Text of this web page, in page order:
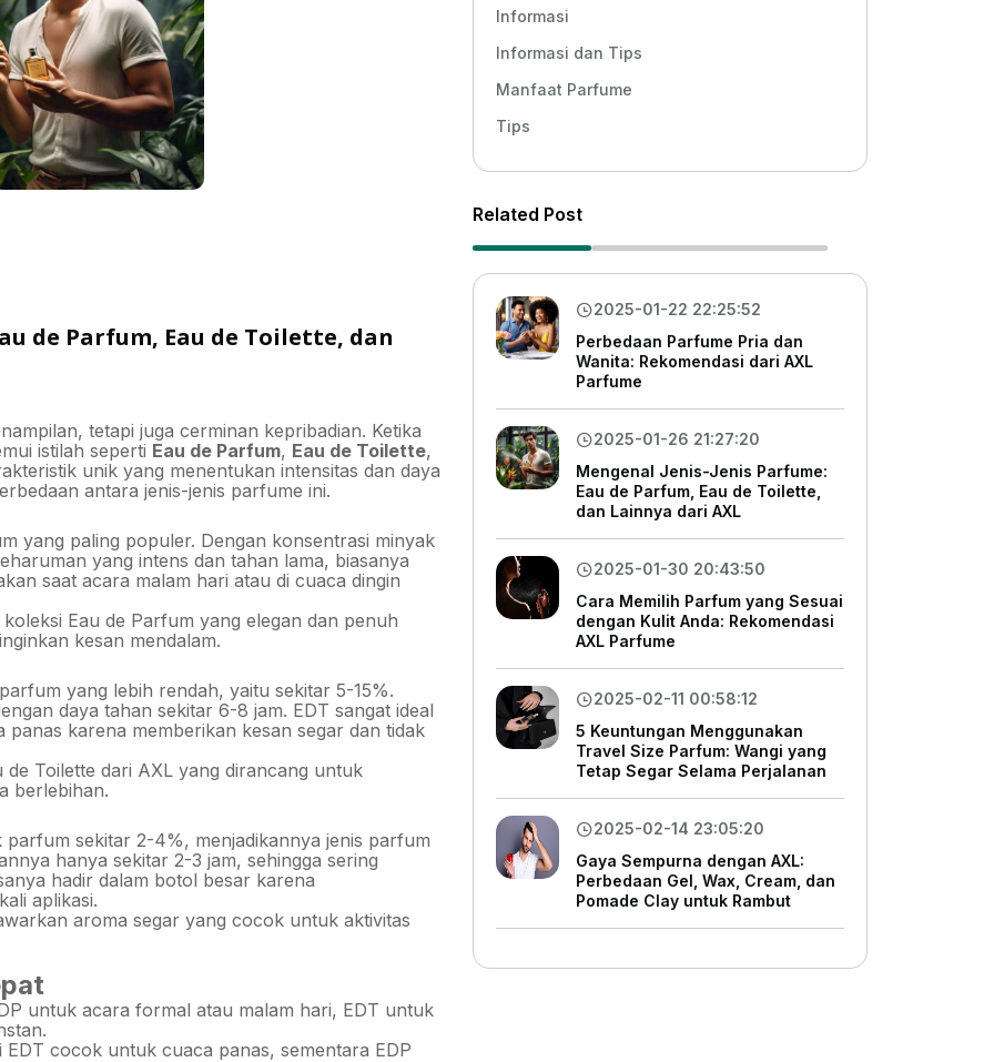
de Parfum, Eau de Toilette, dan
tetapi juga cerminan kepribadian. Ketika
istilah seperti Eau de Parfum, Eau de Toilette,
unik yang menentukan intensitas dan daya
antara jenis-jenis parfume ini.
yang paling populer. Dengan konsentrasi minyak
yang intens dan tahan lama, biasanya
saat acara malam hari atau di cuaca dingin
Eau de Parfum yang elegan dan penuh
kesan mendalam.
yang lebih rendah, yaitu sekitar 5-15%.
daya tahan sekitar 6-8 jam. EDT sangat ideal
karena memberikan kesan segar dan tidak
de Toilette dari AXL yang dirancang untuk
berlebihan.
parfum sekitar 2-4%, menjadikannya jenis parfum
hanya sekitar 2-3 jam, sehingga sering
hadir dalam botol besar karena
aplikasi.
aroma segar yang cocok untuk aktivitas
untuk acara formal atau malam hari, EDT untuk
cocok untuk cuaca panas, sementara EDP
Informasi
Informasi dan Tips
Manfaat Parfume
Tips
Related Post
2025-01-22 22:25:52
Perbedaan Parfume Pria dan
Wanita: Rekomendasi dari AXL
Parfume
2025-01-26 21:27:20
Mengenal Jenis-Jenis Parfume:
Eau de Parfum, Eau de Toilette,
dan Lainnya dari AXL
2025-01-30 20:43:50
Cara Memilih Parfum yang Sesuai
dengan Kulit Anda: Rekomendasi
AXL Parfume
2025-02-11 00:58:12
5 Keuntungan Menggunakan
Travel Size Parfum: Wangi yang
Tetap Segar Selama Perjalanan
2025-02-14 23:05:20
Gaya Sempurna dengan AXL:
Perbedaan Gel, Wax, Cream, dan
Pomade Clay untuk Rambut